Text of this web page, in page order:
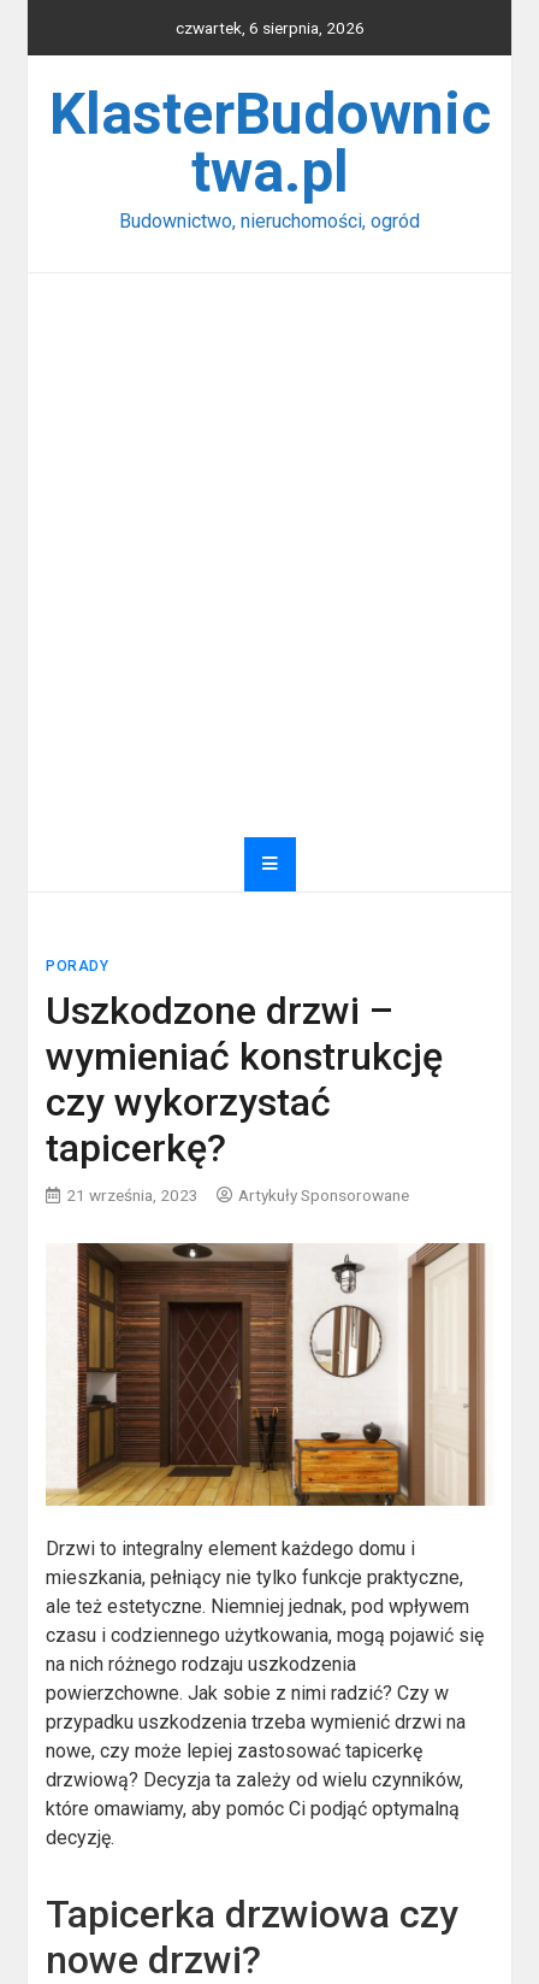
czwartek, 6 sierpnia, 2026
KlasterBudownic
twa.pl
Budownictwo, nieruchomości, ogród
PORADY
Uszkodzone drzwi –
wymieniać konstrukcję
czy wykorzystać
tapicerkę?
21 września, 2023 Artykuły Sponsorowane
Drzwi to integralny element każdego domu i
mieszkania, pełniący nie tylko funkcje praktyczne,
ale też estetyczne. Niemniej jednak, pod wpływem
czasu i codziennego użytkowania, mogą pojawić się
na nich różnego rodzaju uszkodzenia
powierzchowne. Jak sobie z nimi radzić? Czy w
przypadku uszkodzenia trzeba wymienić drzwi na
nowe, czy może lepiej zastosować tapicerkę
drzwiową? Decyzja ta zależy od wielu czynników,
które omawiamy, aby pomóc Ci podjąć optymalną
decyzję.
Tapicerka drzwiowa czy
nowe drzwi?